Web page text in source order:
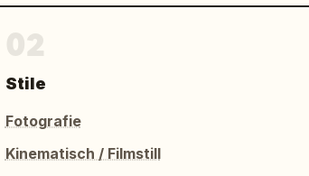
Stile
Fotografie
Kinematisch / Filmstill